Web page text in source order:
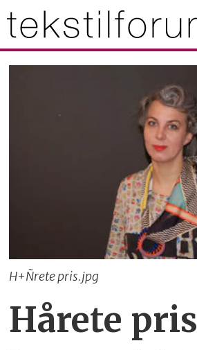
H+Ñrete pris.jpg
Hårete pris